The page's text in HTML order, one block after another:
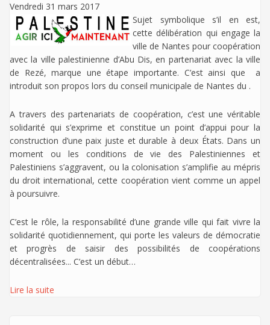
Vendredi 31 mars 2017
Sujet symbolique s’il en est,
cette délibération qui engage la
ville de Nantes pour coopération
avec la ville palestinienne d’Abu Dis, en partenariat avec la ville
de Rezé, marque une étape importante. C’est ainsi que
a
introduit son propos lors du conseil municipale de Nantes du .
A travers des partenariats de coopération, c’est une véritable
solidarité qui s’exprime et constitue un point d’appui pour la
construction d’une paix juste et durable à deux États. Dans un
moment ou les conditions de vie des Palestiniennes et
Palestiniens s’aggravent, ou la colonisation s’amplifie au mépris
du droit international, cette coopération vient comme un appel
à poursuivre.
C’est le rôle, la responsabilité d’une grande ville qui fait vivre la
solidarité quotidiennement, qui porte les valeurs de démocratie
et progrès de saisir des possibilités de coopérations
décentralisées... C’est un début…
Lire la suite